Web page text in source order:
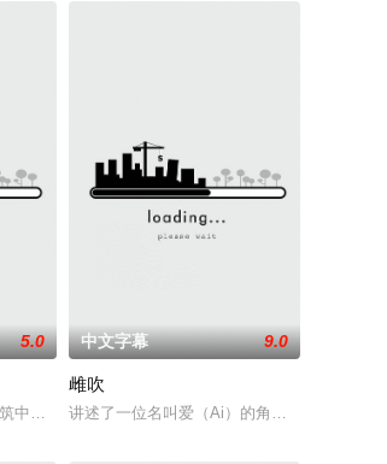
生活的
们尝到了自己的苦果。
mission to save T
5.0
中，雾岛枫被发现死亡。 她儿时的朋友高桥葵不以
中文字幕 9.0
雌吹
讲述了一位名叫爱（Ai）的角色面临的困境